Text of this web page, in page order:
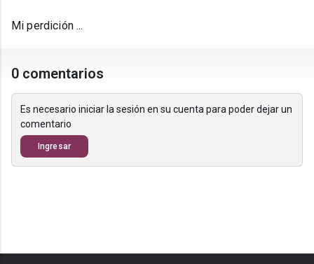
Mi perdición ...
0 comentarios
Es necesario iniciar la sesión en su cuenta para poder dejar un
comentario
Ingresar